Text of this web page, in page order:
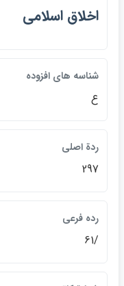
اخلاق اسلامي
شناسه هاي افزوده
ع
ردة اصلي
297
رده فرعي
/61